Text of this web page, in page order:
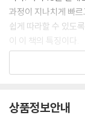
타코 리턴
미소볼
의기양양
순결한 튀김
우와한 양갈비
동파면
과정이 지나치게 빠
쉽게 따라할 수 있도
이 이 책의 특징이다.
방송만 보고는 도무
편하게 레시피를 확
상품정보안내